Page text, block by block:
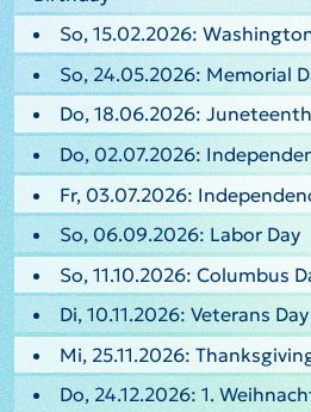
So, 15.02.2026:
So, 24.05.2026: Memorial
Do, 18.06.2026: Juneteenth
Do, 02.07.2026:
Fr, 03.07.2026:
So, 06.09.2026: Labor Day
So, 11.10.2026: Columbus
Di, 10.11.2026: Veterans Day
Mi, 25.11.2026:
Do, 24.12.2026: 1.